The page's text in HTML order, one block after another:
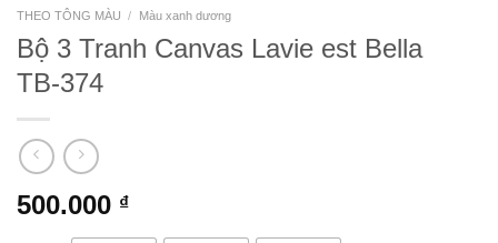
THEO TÔNG MÀU / Màu xanh dương
Bộ 3 Tranh Canvas Lavie est Bella
TB-374
500.000 ₫